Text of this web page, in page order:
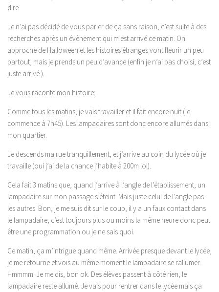
dire.
Je n’ai pas décidé de vous parler de ça sans raison, c’est suite à des
recherches après un évènement qui m’est arrivé ce matin. On
approche de Halloween et les histoires étranges vont fleurir un peu
partout, mais je prends un peu d’avance (enfin je n’ai pas choisi, c’est
juste arrivé ).
Je vous raconte mon histoire:
Comme tous les matins, je vais travailler et il fait encore nuit (je
commence à 7h45). Les lampadaires sont donc encore allumés dans
mon quartier.
Je descends ma rue tranquillement, et j’arrive au coin du lycée où je
travaille (oui j’ai de la chance j’habite à 200m lol).
Cela fait 3 matins que, quand j’arrive à l’angle de l’établissement, un
lampadaire sur mon passage s’éteint. Mais juste celui de l’angle pas
les autres. Bon, je me suis dit sur le coup, il y a un faux contact dans
le lampadaire, c’est toujours plus ou moins la même heure donc peut
être une programmation ou je ne sais quoi.
Ce matin, ça m’intrigue quand même. Arrivée presque devant le lycée,
je me retourne et vois au même moment le lampadaire se rallumer.
Hmmmm. Je me dis, bon ok. Des élèves passent à côté rien, le
lampadaire reste allumé. Je vais pour rentrer dans le lycée mais ça